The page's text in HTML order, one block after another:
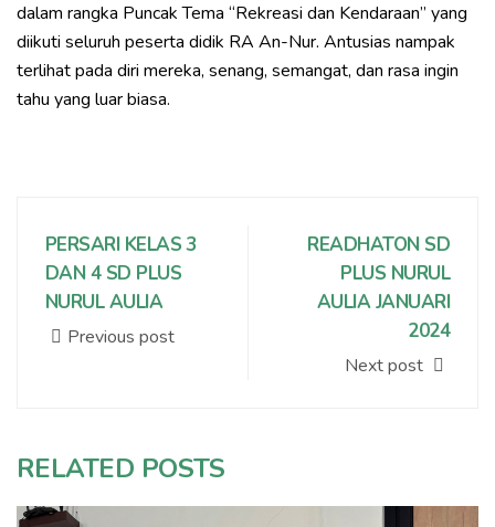
dalam rangka Puncak Tema “Rekreasi dan Kendaraan” yang
diikuti seluruh peserta didik RA An-Nur. Antusias nampak
terlihat pada diri mereka, senang, semangat, dan rasa ingin
tahu yang luar biasa.
PERSARI KELAS 3
DAN 4 SD PLUS
NURUL AULIA
Previous post
READHATON SD
PLUS NURUL
AULIA JANUARI
2024
Next post
RELATED POSTS